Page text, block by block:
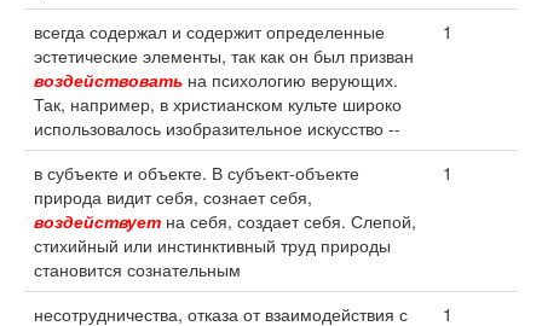
всегда содержал и содержит определенные
эстетические элементы, так как он был призван
воздействовать на психологию верующих.
Так, например, в христианском культе широко
использовалось изобразительное искусство --
1
в субъекте и объекте. В субъект-объекте
природа видит себя, сознает себя,
воздействует на себя, создает себя. Слепой,
стихийный или инстинктивный труд природы
становится сознательным
1
несотрудничества, отказа от взаимодействия с
1